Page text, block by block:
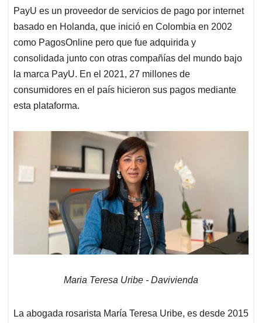
PayU es un proveedor de servicios de pago por internet
basado en Holanda, que inició en Colombia en 2002
como PagosOnline pero que fue adquirida y
consolidada junto con otras compañías del mundo bajo
la marca PayU. En el 2021, 27 millones de
consumidores en el país hicieron sus pagos mediante
esta plataforma.
Maria Teresa Uribe - Davivienda
La abogada rosarista María Teresa Uribe, es desde 2015